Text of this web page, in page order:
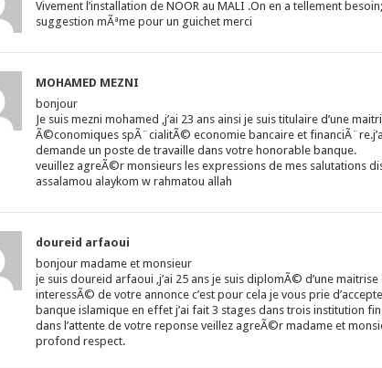
Vivement l’installation de NOOR au MALI .On en a tellement
suggestion mÃªme pour un guichet merci
MOHAMED MEZNI
bonjour
Je suis mezni mohamed ,j’ai 23 ans ainsi je suis titulaire d’une
Ã©conomiques spÃ¨cialitÃ© economie bancaire et
demande un poste de travaille dans votre honorable banque.
veuillez agreÃ©r monsieurs les expressions de mes salutations
assalamou alaykom w rahmatou allah
doureid arfaoui
bonjour madame et monsieur
je suis doureid arfaoui ,j’ai 25 ans je suis diplomÃ© d’une
interessÃ© de votre annonce c’est pour cela je vous prie
banque islamique en effet j’ai fait 3 stages dans trois institution
dans l’attente de votre reponse veillez agreÃ©r madame et
profond respect.